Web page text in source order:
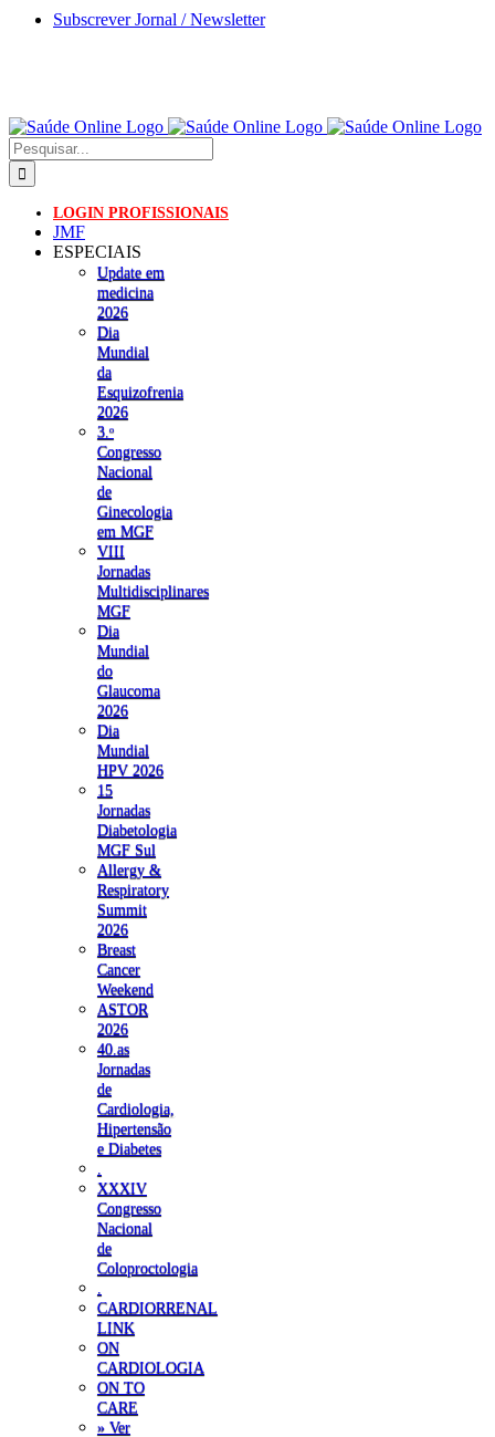
Skip
Subscrever Jornal / Newsletter
Pesquisar
LOGIN PROFISSIONAIS
JMF
ESPECIAIS
Update em
medicina
2026
Dia
Mundial
da
Esquizofrenia
2026
3.ᵒ
Congresso
Nacional
de
Ginecologia
em MGF
VIII
Jornadas
Multidisciplinares
MGF
Dia
Mundial
do
Glaucoma
2026
Dia
Mundial
HPV 2026
15
Jornadas
Diabetologia
MGF Sul
Allergy &
Respiratory
Summit
2026
Breast
Cancer
Weekend
ASTOR
2026
40.as
Jornadas
de
Cardiologia,
Hipertensão
e Diabetes
XXXIV
Congresso
Nacional
de
Coloproctologia
CARDIORRENAL
LINK
ON
CARDIOLOGIA
ON TO
CARE
» Ver